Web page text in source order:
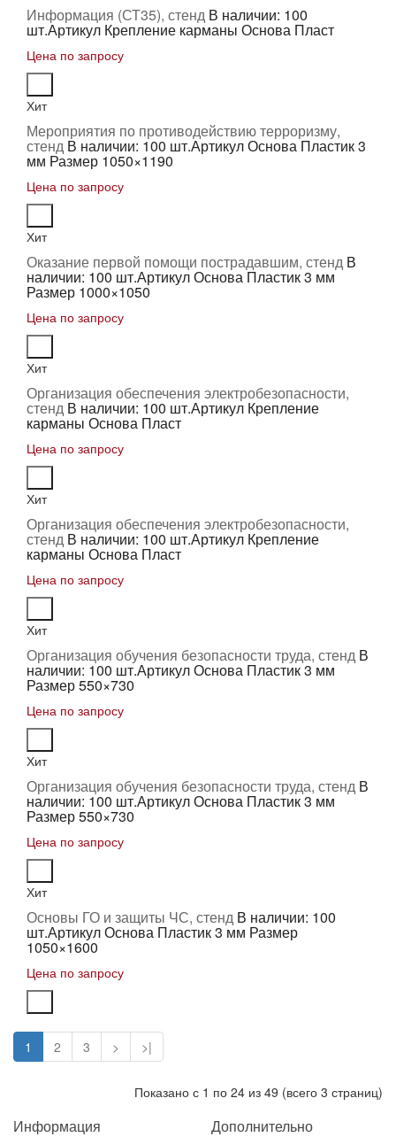
Информация (СТ35), стенд В наличии: 100
шт.Артикул Крепление карманы Основа Пласт
Цена по запросу
Хит
Мероприятия по противодействию терроризму,
стенд В наличии: 100 шт.Артикул Основа Пластик 3
мм Размер 1050×1190
Цена по запросу
Хит
Оказание первой помощи пострадавшим, стенд В
наличии: 100 шт.Артикул Основа Пластик 3 мм
Размер 1000×1050
Цена по запросу
Хит
Организация обеспечения электробезопасности,
стенд В наличии: 100 шт.Артикул Крепление
карманы Основа Пласт
Цена по запросу
Хит
Организация обеспечения электробезопасности,
стенд В наличии: 100 шт.Артикул Крепление
карманы Основа Пласт
Цена по запросу
Хит
Организация обучения безопасности труда, стенд В
наличии: 100 шт.Артикул Основа Пластик 3 мм
Размер 550×730
Цена по запросу
Хит
Организация обучения безопасности труда, стенд В
наличии: 100 шт.Артикул Основа Пластик 3 мм
Размер 550×730
Цена по запросу
Хит
Основы ГО и защиты ЧС, стенд В наличии: 100
шт.Артикул Основа Пластик 3 мм Размер
1050×1600
Цена по запросу
1 2 3 > >|
Показано с 1 по 24 из 49 (всего 3 страниц)
Информация Дополнительно